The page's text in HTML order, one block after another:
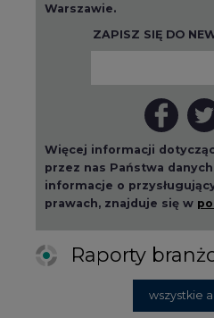
Warszawie.
ZAPISZ SIĘ DO
Więcej informacji
przez nas Państwa
informacje o
prawach, znajduje się w
Raporty
wszystkie